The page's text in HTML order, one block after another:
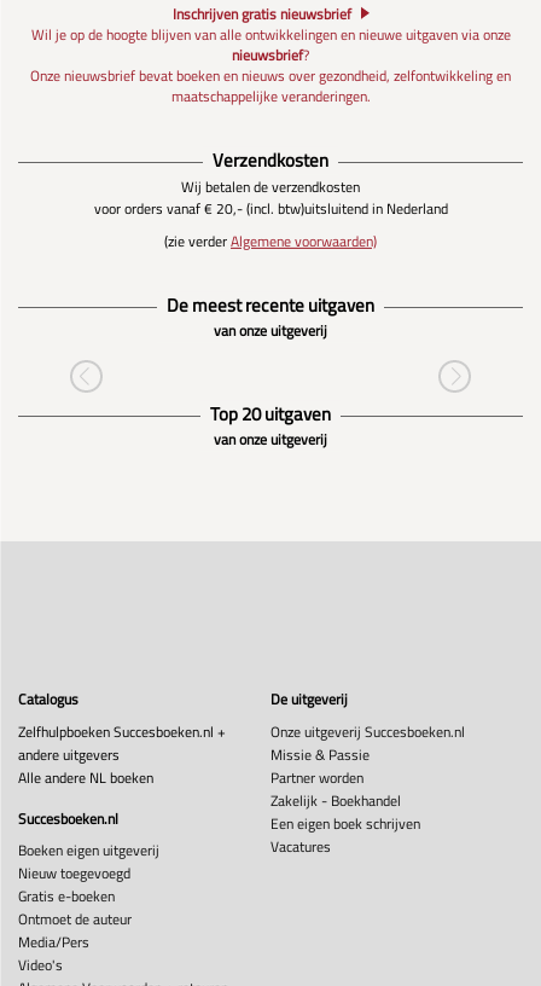
Inschrijven gratis nieuwsbrief
Wil je op de hoogte blijven van alle ontwikkelingen en nieuwe uitgaven via onze
nieuwsbrief?
Onze nieuwsbrief bevat boeken en nieuws over gezondheid, zelfontwikkeling en
maatschappelijke veranderingen.
Verzendkosten
Wij betalen de verzendkosten
voor orders vanaf € 20,- (incl. btw)uitsluitend in Nederland
(zie verderAlgemene voorwaarden)
De meest recente uitgaven
van onze uitgeverij
Top 20 uitgaven
van onze uitgeverij
Catalogus
Zelfhulpboeken Succesboeken.nl +
andere uitgevers
Alle andere NL boeken
Succesboeken.nl
Boeken eigen uitgeverij
Nieuw toegevoegd
Gratis e-boeken
Ontmoet de auteur
Media/Pers
Video's
De uitgeverij
Onze uitgeverij Succesboeken.nl
Missie & Passie
Partner worden
Zakelijk - Boekhandel
Een eigen boek schrijven
Vacatures